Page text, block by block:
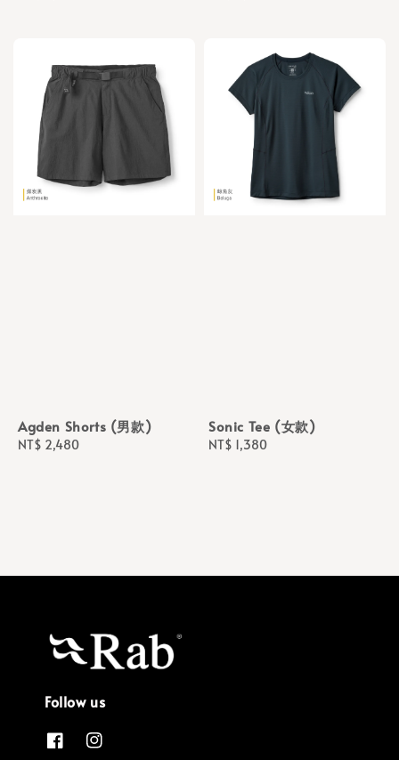
Agden Shorts (男款)
Regular
NT$ 2,480
Sonic Tee (女款)
Regular
NT$ 1,380
Follow us